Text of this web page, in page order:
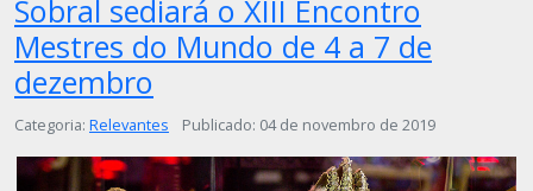
Sobral sediará o XIII Encontro
Mestres do Mundo de 4 a 7 de
dezembro
Detalhes
Categoria: Relevantes Publicado: 04 de novembro de 2019